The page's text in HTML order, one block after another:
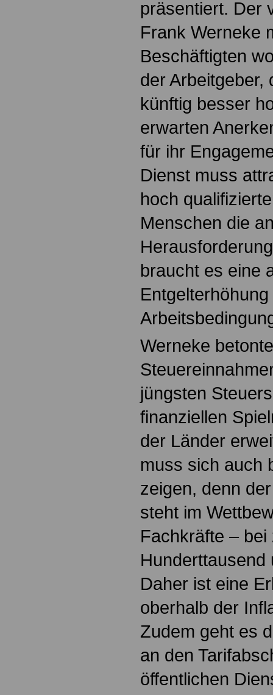
präsentiert. Der
Frank Werneke
Beschäftigten
der Arbeitgeber,
künftig besser
erwarten
für ihr
Dienst muss
hoch
Menschen die
braucht es eine
Werneke
jüngsten
finanziellen
der Länder
muss sich auch
zeigen, denn
steht im
Fachkräfte –
Hunderttausend
Daher ist eine
oberhalb der
Zudem geht es
an den
öffentlichen